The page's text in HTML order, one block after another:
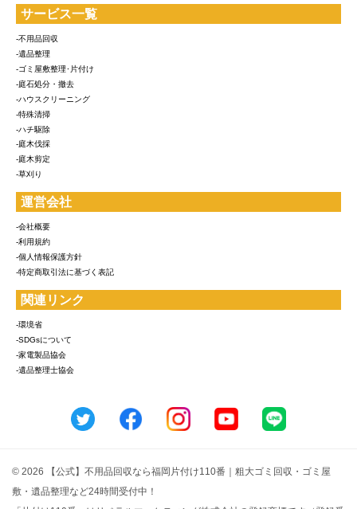
サービス一覧
-不用品回収
-遺品整理
-ゴミ屋敷整理･片付け
-庭石処分・撤去
-ハウスクリーニング
-特殊清掃
-ハチ駆除
-庭木伐採
-庭木剪定
-草刈り
運営会社
-会社概要
-利用規約
-個人情報保護方針
-特定商取引法に基づく表記
関連リンク
-環境省
-SDGsについて
-家電製品協会
-遺品整理士協会
© 2026 【公式】不用品回収なら福岡片付け110番｜粗大ゴミ回収・ゴミ屋
敷・遺品整理など24時間受付中！